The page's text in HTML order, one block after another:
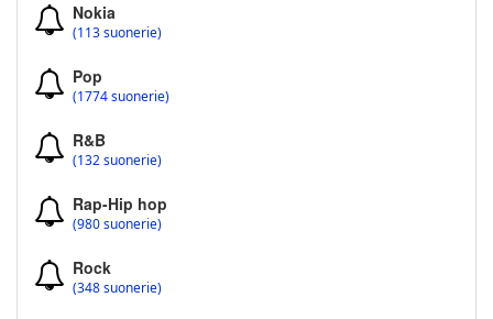
Nokia
(113 suonerie)
Pop
(1774 suonerie)
R&B
(132 suonerie)
Rap-Hip hop
(980 suonerie)
Rock
(348 suonerie)